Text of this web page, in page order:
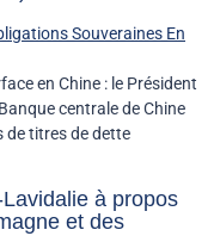
en Chine : le Président
centrale de Chine
de titres de dette
à propos
et des